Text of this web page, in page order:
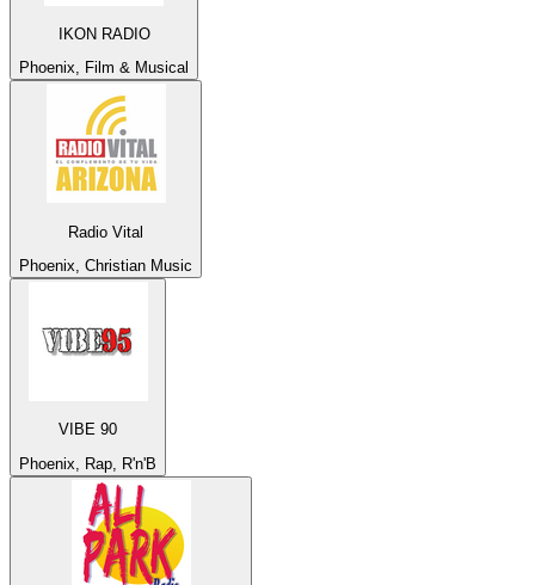
IKON RADIO
Phoenix, Film & Musical
Radio Vital
Phoenix, Christian Music
VIBE 90
Phoenix, Rap, R'n'B